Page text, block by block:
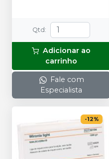
Qtd :
Adicionar ao
carrinho
Fale com
Especialista
-12%